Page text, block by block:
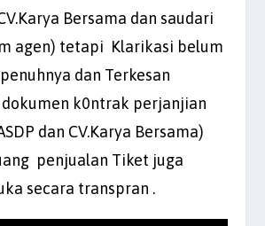
Bersama dan saudari
agen) tetapi Klarikasi belum
dan Terkesan
k0ntrak perjanjian
dan CV.Karya Bersama)
penjualan Tiket juga
secara transpran .